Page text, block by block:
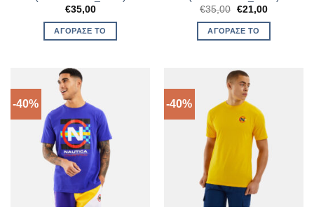
€35,00
ΑΓΌΡΑΣΈ ΤΟ
€35,00 Original
was:
€35,00.
€21,00Η
ΑΓΌΡΑΣΈ ΤΟ
-40% -40%